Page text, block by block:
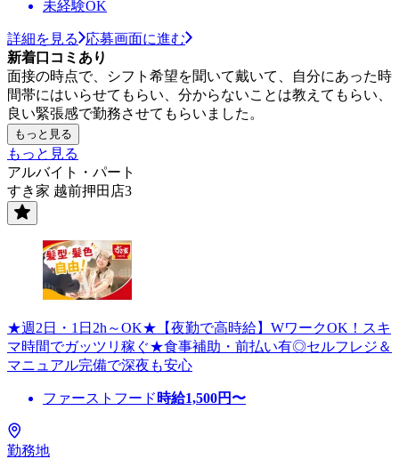
未経験OK
詳細を見る
応募画面に進む
新着口コミあり
面接の時点で、シフト希望を聞いて戴いて、自分にあった時
間帯にはいらせてもらい、分からないことは教えてもらい、
良い緊張感で勤務させてもらいました。
もっと見る
もっと見る
アルバイト・パート
すき家 越前押田店3
★週2日・1日2h～OK★【夜勤で高時給】WワークOK！スキ
マ時間でガッツリ稼ぐ★食事補助・前払い有◎セルフレジ＆
マニュアル完備で深夜も安心
ファーストフード 時給1,500円〜
勤務地